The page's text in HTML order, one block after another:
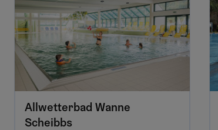
Allwetterbad Wanne
Scheibbs